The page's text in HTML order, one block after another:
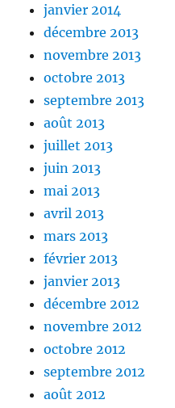
janvier 2014
décembre 2013
novembre 2013
octobre 2013
septembre 2013
août 2013
juillet 2013
juin 2013
mai 2013
avril 2013
mars 2013
février 2013
janvier 2013
décembre 2012
novembre 2012
octobre 2012
septembre 2012
août 2012